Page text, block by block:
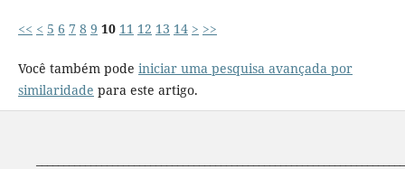
<< < 5 6 7 8 9 10 11 12 13 14 > >>
Você também pode iniciar uma pesquisa avançada por
similaridade para este artigo.